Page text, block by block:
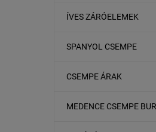
ÍVES ZÁRÓELEMEK
SPANYOL CSEMPE
CSEMPE ÁRAK
MEDENCE CSEMPE